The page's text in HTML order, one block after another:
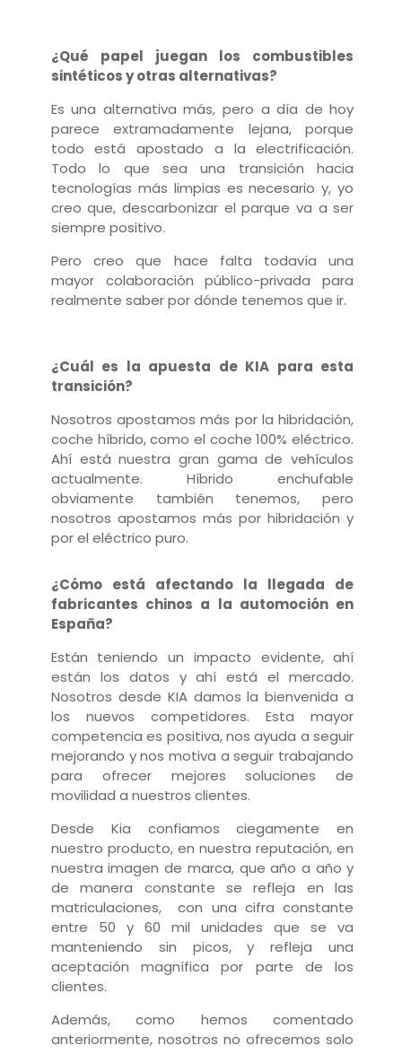
¿Qué papel juegan los combustibles
sintéticos y otras alternativas?
Es una alternativa más, pero a día de hoy
parece extramadamente lejana, porque
todo está apostado a la electrificación.
Todo lo que sea una transición hacia
tecnologías más limpias es necesario y, yo
creo que, descarbonizar el parque va a ser
siempre positivo.
Pero creo que hace falta todavía una
mayorcolaboración público-privada para
realmente saber por dónde tenemos que ir.
¿Cuál es la apuesta de KIA para esta
transición?
Nosotros apostamos más por la hibridación,
coche híbrido, como el coche 100% eléctrico.
Ahí está nuestra gran gama de vehículos
actualmente. Híbrido enchufable
obviamente también tenemos, pero
nosotros apostamos más por hibridación y
por el eléctrico puro.
¿Cómo está afectando la llegada de
fabricantes chinos a la automoción en
España?
Están teniendo un impacto evidente, ahí
están los datos y ahí está el mercado.
Nosotros desde KIA damos la bienvenida a
los nuevos competidores. Esta mayor
competencia es positiva, nos ayuda a seguir
mejorando y nos motiva a seguir trabajando
para ofrecer mejores soluciones de
movilidad a nuestros clientes.
Desde Kia confiamos ciegamente en
nuestro producto, en nuestra reputación, en
nuestra imagen de marca, que año a año y
de manera constante se refleja en las
matriculaciones, con una cifra constante
entre 50 y 60 mil unidades que se va
manteniendo sin picos, y refleja una
aceptación magnífica por parte de los
clientes.
Además, como hemos comentado
anteriormente, nosotros no ofrecemos solo